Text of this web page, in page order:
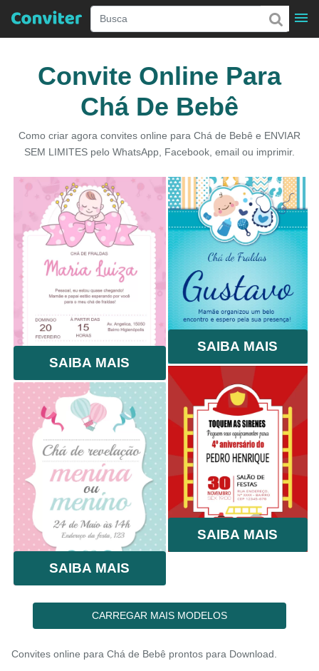
Convite Online Para
Chá De Bebê
Como criar agora convites online para Chá de Bebê e ENVIAR
SEM LIMITES pelo WhatsApp, Facebook, email ou imprimir.
SAIBA MAIS
SAIBA MAIS
SAIBA MAIS
SAIBA MAIS
CARREGAR MAIS MODELOS
Convites online para Chá de Bebê prontos para Download.